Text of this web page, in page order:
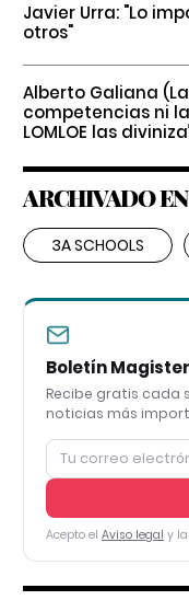
Javier Urra: "Lo
otros"
Alberto Galiana
competencias ni
LOMLOE las
ARCHIVADO EN
3A SCHOOLS
Boletín
Recibe gratis cada
noticias más
Acepto el Aviso legal y la